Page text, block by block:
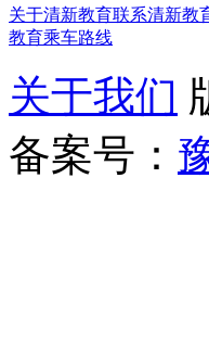
关于清新教育联系清新教
教育乘车路线
关于我们
备案号：